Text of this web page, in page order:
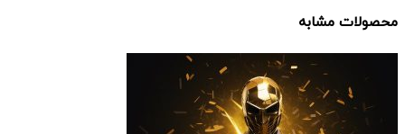
محصولات مشابه